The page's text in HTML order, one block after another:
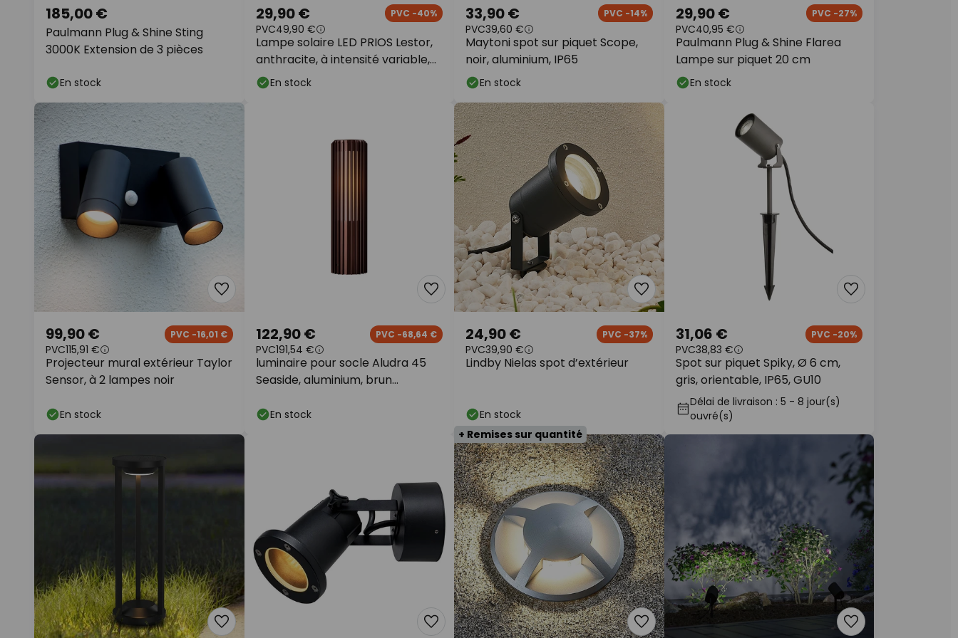
Paulmann Plug & Shine Sting
3000K Extension de 3 pièces
185,00 €
En stock
Lampe solaire LED PRIOS Lestor,
anthracite, à intensité variable,
IP65
29,90 € PVC -40%
PVC49,90 €
En stock
Maytoni spot sur piquet Scope,
noir, aluminium, IP65
33,90 € PVC -14%
PVC39,60 €
En stock
Paulmann Plug & Shine Flarea
Lampe sur piquet 20 cm
29,90 € PVC -27%
PVC40,95 €
En stock
Projecteur mural extérieur Taylor
Sensor, à 2 lampes noir
99,90 € PVC -16,01 €
PVC115,91 €
En stock
luminaire pour socle Aludra 45
Seaside, aluminium, brun
122,90 € PVC -68,64 €
PVC191,54 €
En stock
Lindby Nielas spot d’extérieur
24,90 € PVC -37%
PVC39,90 €
En stock
Spot sur piquet Spiky, Ø 6 cm,
gris, orientable, IP65, GU10
31,06 € PVC -20%
PVC38,83 €
Délai de livraison : 5 - 8 jour(s)
ouvré(s)
+ Remises sur quantité